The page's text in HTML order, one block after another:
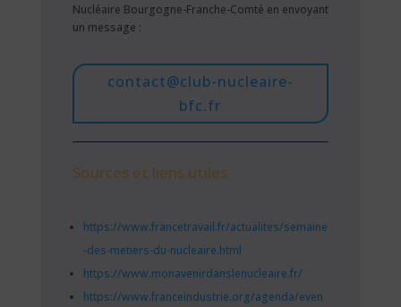
Nucléaire Bourgogne-Franche-Comté en envoyant
un message :
contact@club-nucleaire-
bfc.fr
Sources et liens utiles
https://www.francetravail.fr/actualites/semaine
-des-metiers-du-nucleaire.html
https://www.monavenirdanslenucleaire.fr/
https://www.franceindustrie.org/agenda/even